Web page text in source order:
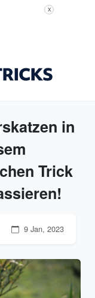
X
in
Trick
9 Jan, 2023